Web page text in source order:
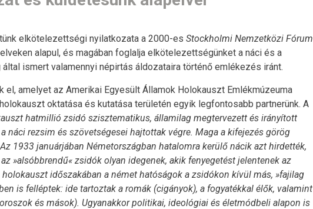
elkötelezettségi nyilatkozata a 2000-es Stockholmi Nemzetközi Fórum
alapul, és magában foglalja elkötelezettségünket a náci és a
ismert valamennyi népirtás áldozataira történő emlékezés iránt.
amelyet az Amerikai Egyesült Államok Holokauszt Emlékmúzeuma
oktatása és kutatása területén egyik legfontosabb partnerünk. A
hatmillió zsidó szisztematikus, államilag megtervezett és irányított
náci rezsim és szövetségesei hajtottak végre. Maga a kifejezés görög
1933 januárjában Németországban hatalomra kerülő nácik azt hirdették,
»alsóbbrendű« zsidók olyan idegenek, akik fenyegetést jelentenek az
időszakában a német hatóságok a zsidókon kívül más, »fajilag
is felléptek: ide tartoztak a romák (cigányok), a fogyatékkal élők, valamint
és mások). Ugyanakkor politikai, ideológiai és életmódbeli alapon is